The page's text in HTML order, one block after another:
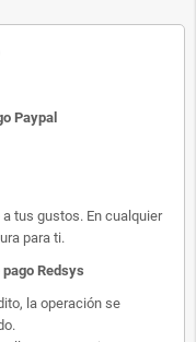
Paypal
tus gustos. En cualquier
para ti.
Redsys
la operación se